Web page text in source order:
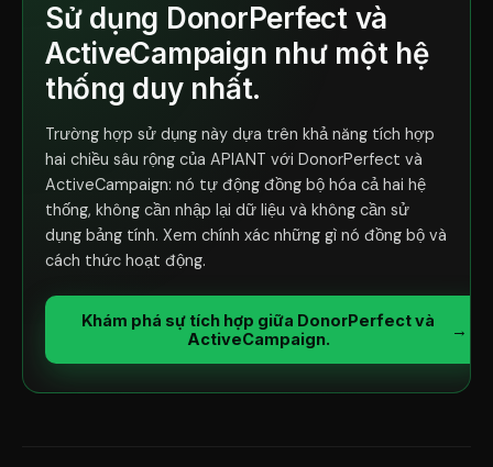
Sử dụng DonorPerfect và
ActiveCampaign như một hệ
thống duy nhất.
Trường hợp sử dụng này dựa trên khả năng tích hợp
hai chiều sâu rộng của APIANT với DonorPerfect và
ActiveCampaign: nó tự động đồng bộ hóa cả hai hệ
thống, không cần nhập lại dữ liệu và không cần sử
dụng bảng tính. Xem chính xác những gì nó đồng bộ và
cách thức hoạt động.
Khám phá sự tích hợp giữa DonorPerfect và
ActiveCampaign.
→